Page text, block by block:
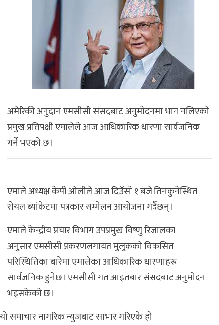
अमेरिकी अनुदान एमसीसी संसदबाट अनुमाेदनमा भाग नलिएकाे
प्रमुख प्रतिपक्षी एमालेले आज आधिकारिक धारणा सार्वजनिक
गर्ने भएकाे छ।
एमाले अध्यक्ष केपी ओलीले आज दिउँसाे १ बजे तिनकुनेस्थित
राेयल ब्यांकेटमा पत्रकार सम्मेलन आयाेजना गर्दैछन्।
एमाले केन्द्रीय प्रचार विभाग उपप्रमुख विष्णु रिजालका
अनुसार एमसीसी प्रकरणलगायत मुलुकको विकसित
परिस्थितिका बारेमा एमालेका आधिकारिक धारणाहरू
सार्वजनिक हुनेछ। एमसीसी गत आइतबार संसदबाट अनुमाेदन
भइसकेकाे छ।
यो समाचार नागरिक न्युजबाट साभार गरिएके हो